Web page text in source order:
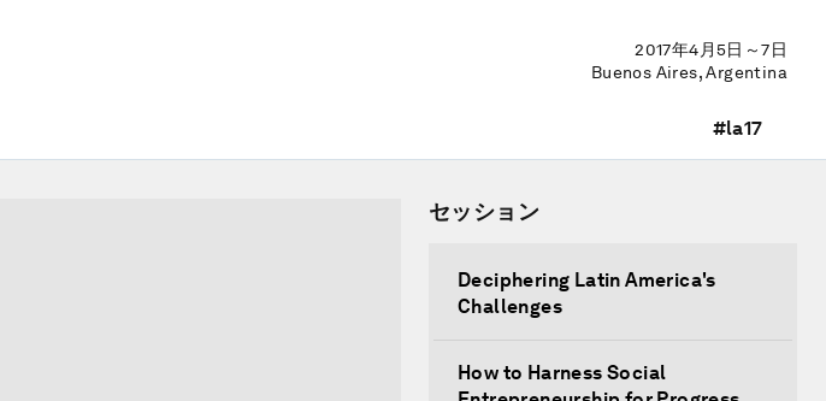
2017年4月5日～7日
Buenos Aires, Argentina
#la17
セッション
Deciphering Latin America's
Challenges
How to Harness Social